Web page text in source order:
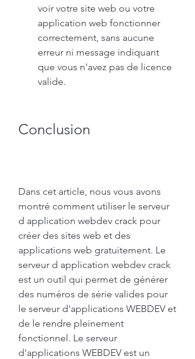
voir votre site web ou votre
application web fonctionner
correctement, sans aucune
erreur ni message indiquant
que vous n'avez pas de licence
valide.
Conclusion
Dans cet article, nous vous avons
montré comment utiliser le serveur
d application webdev crack pour
créer des sites web et des
applications web gratuitement. Le
serveur d application webdev crack
est un outil qui permet de générer
des numéros de série valides pour
le serveur d'applications WEBDEV et
de le rendre pleinement
fonctionnel. Le serveur
d'applications WEBDEV est un